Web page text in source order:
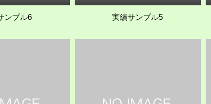
ンプル6 実績サンプル5